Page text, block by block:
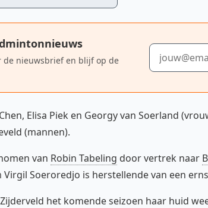
de nieuwsbrief en blijf op de
E-mailadres
Elisa Piek en Georgy van Soerland
(mannen).
van Robin Tabeling door vertrek naar
Soeroredjo is herstellende van een
het komende seizoen haar huid